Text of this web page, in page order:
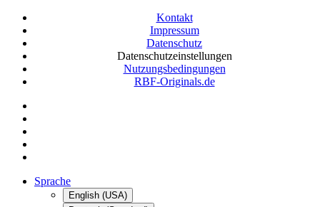
Kontakt
Impressum
Datenschutz
Datenschutzeinstellungen
Nutzungsbedingungen
RBF-Originals.de
Sprache
English (USA)